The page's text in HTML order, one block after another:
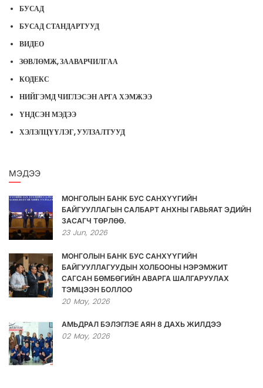
БУСАД
БУСАД СТАНДАРТУУД
ВИДЕО
ЗӨВЛӨМЖ, ЗААВАРЧИЛГАА
КОДЕКС
НИЙГЭМД ЧИГЛЭСЭН АРГА ХЭМЖЭЭ
ҮНДСЭН МЭДЭЭ
ХЭЛЭЛЦҮҮЛЭГ, УУЛЗАЛТУУД
МЭДЭЭ
МОНГОЛЫН БАНК БУС САНХҮҮГИЙН
БАЙГУУЛЛАГЫН САЛБАРТ АНХНЫ ГАВЬЯАТ ЭДИЙН
ЗАСАГЧ ТӨРЛӨӨ.
23 Jun, 2026
МОНГОЛЫН БАНК БУС САНХҮҮГИЙН
БАЙГУУЛЛАГУУДЫН ХОЛБООНЫ НЭРЭМЖИТ
САГСАН БӨМБӨГИЙН АВАРГА ШАЛГАРУУЛАХ
ТЭМЦЭЭН БОЛЛОО
20 May, 2026
АМЬДРАЛ БЭЛЭГЛЭЕ АЯН 8 ДАХЬ ЖИЛДЭЭ
02 May, 2026